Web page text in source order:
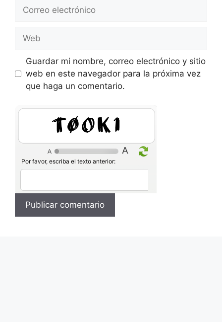
electrónico
Guardar mi nombre, correo electrónico y sitio
web en este navegador para la próxima vez
que haga un comentario.
AjkJp
Por favor, escriba el texto anterior: